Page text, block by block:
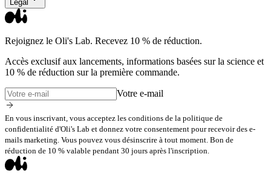
Légal
Rejoignez le Oli's Lab. Recevez 10 % de réduction.
Accès exclusif aux lancements, informations basées sur la science et
10 % de réduction sur la première commande.
Votre e-mail
En vous inscrivant, vous acceptez les conditions de la politique de
confidentialité d'Oli's Lab et donnez votre consentement pour recevoir des e-
mails marketing. Vous pouvez vous désinscrire à tout moment. Bon de
réduction de 10 % valable pendant 30 jours après l'inscription.